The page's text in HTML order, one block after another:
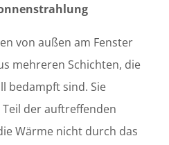
von außen am Fenster
mehreren Schichten, die
bedampft sind. Sie
der auftreffenden
Wärme nicht durch das